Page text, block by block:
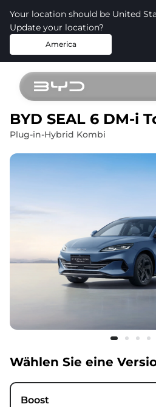
Your location should be United
Update your location?
America
BYD SEAL 6 DM-i
Plug-in-Hybrid Kombi
Wählen Sie eine
Boost